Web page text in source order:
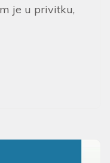
je u privitku,